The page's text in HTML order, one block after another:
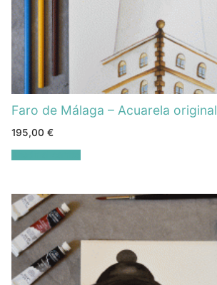
Faro de Málaga – Acuarela original
195,00 €